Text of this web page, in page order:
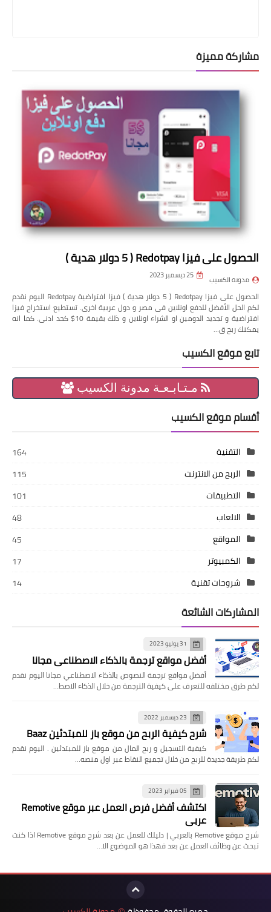
مشاركة مميزة
الحصول على فيزا Redotpay ( 5 دولار هدية )
مدونة الكسيب 25 ديسمبر 2023
الحصول على فيزا Redotpay ( 5 دولار هدية ) فيزا افتراضية Redotpay اليوم نقدم
لكم الحل الأفضل للدفع اونلاين فى مصر و دول عربية اخرى. تستطيع استخراج فيزا
افتراضية و تجديد الدومين او الشراء اونلاين و ذلك بقيمة 10$ كحد ادنى. كما انه
يمكنك ربح ق…
تابع موقع الكسيب
مـتـابـعـة مدونة الكسيب
أقسام موقع الكسيب
التقنية
164
الربح من الانترنت
115
التطبيقات
101
الالعاب
48
المواقع
45
الكمبيوتر
17
شروحات تقنية
14
المشاركات الشائعة
31 يوليو 2023
أفضل مواقع ترجمة بالذكاء الاصطناعي مجانا
أفضل مواقع ترجمة النصوص بالذكاء الاصطناعي مجانا اليوم نقدم
لكم طرق مختلفه للتعرف على كيفية الترجمة من خلال الذكاء الاصط…
23 ديسمبر 2022
شرح كيفية الربح من موقع باز للمبتدئين Baaz
كيفية التسجيل و ربح المال من موقع باز للمبتدئين . اليوم نقدم
لكم طريقة جديدة للربح من خلال تجميع النقاط عبر اول منصه…
05 فبراير 2023
اكتشف أفضل فرص العمل عبر موقع Remotive
عربي
شرح موقع Remotive بالعربي | دليلك للعمل عن بعد شرح موقع Remotive اذا كنت
تبحث عن وظائف العمل عن بعد فهذا هو الموضوع الا…